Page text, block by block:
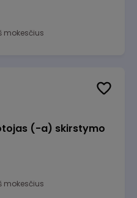
mokesčius
(-a) skirstymo
mokesčius